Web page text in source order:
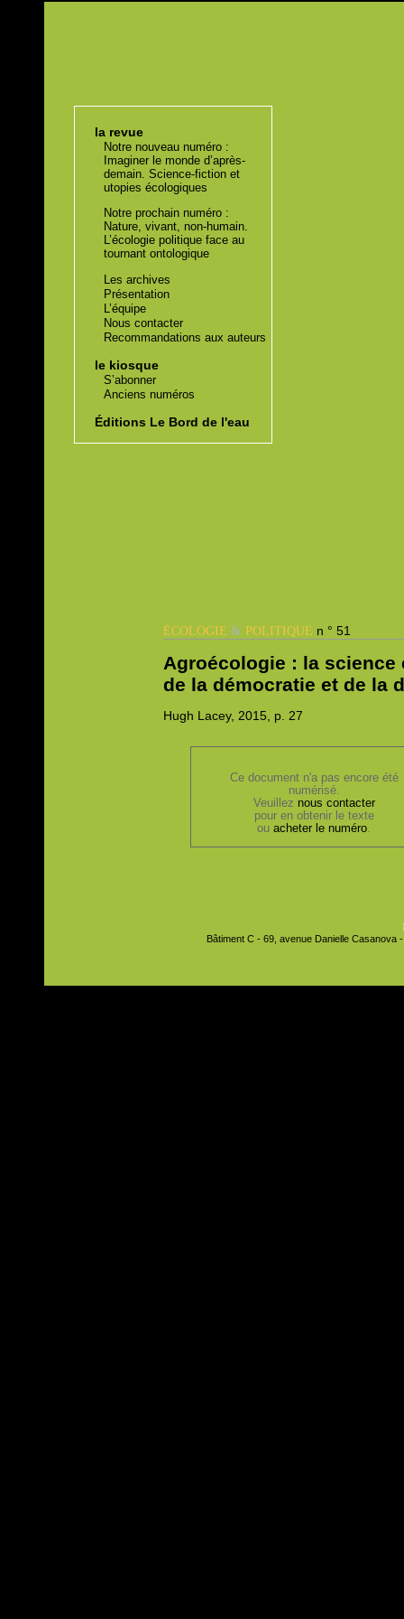
la revue
Notre nouveau numéro :
Imaginer le monde d’après-
demain. Science-fiction et
utopies écologiques
Notre prochain numéro :
Nature, vivant, non-humain.
L’écologie politique face au
tournant ontologique
Les archives
Présentation
L’équipe
Nous contacter
Recommandations aux auteurs
le kiosque
S’abonner
Anciens numéros
Éditions Le Bord de l'eau
ÉCOLOGIE& POLITIQUE n ° 51
Agroécologie : la
de la démocratie et de la
Hugh Lacey, 2015, p. 27
Ce document n'a pas encore été
numérisé.
Veuillez nous contacter
pour en obtenir le texte
ouacheter le numéro.
Bâtiment C - 69, avenue Danielle